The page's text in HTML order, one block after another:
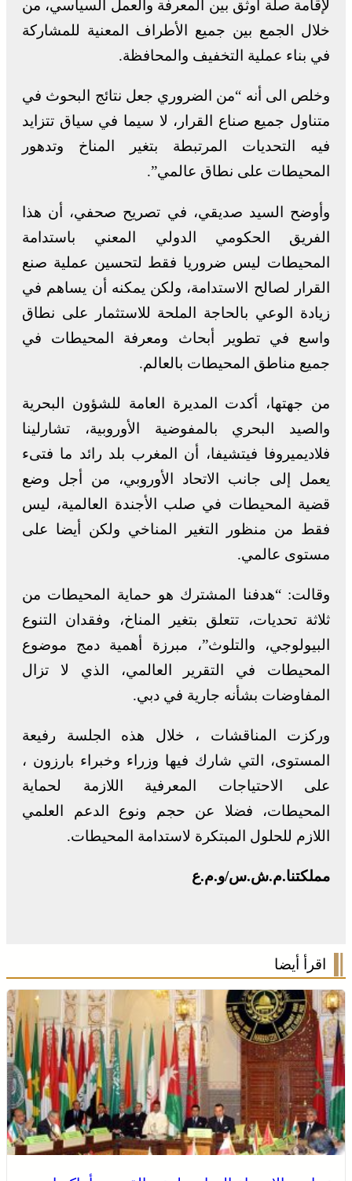
لإقامة صلة أوثق بين المعرفة والعمل السياسي، من
خلال الجمع بين جميع الأطراف المعنية للمشاركة
في بناء عملية التخفيف والمحافظة.
وخلص الى أنه “من الضروري جعل نتائج البحوث في
متناول جميع صناع القرار، لا سيما في سياق تتزايد
فيه التحديات المرتبطة بتغير المناخ وتدهور
المحيطات على نطاق عالمي”.
وأوضح السيد صديقي، في تصريح صحفي، أن هذا
الفريق الحكومي الدولي المعني باستدامة
المحيطات ليس ضروريا فقط لتحسين عملية صنع
القرار لصالح الاستدامة، ولكن يمكنه أن يساهم في
زيادة الوعي بالحاجة الملحة للاستثمار على نطاق
واسع في تطوير أبحاث ومعرفة المحيطات في
جميع مناطق المحيطات بالعالم.
من جهتها، أكدت المديرة العامة للشؤون البحرية
والصيد البحري بالمفوضية الأوروبية، تشارلينا
فلاديميروفا فيتشيفا، أن المغرب بلد رائد ما فتىء
يعمل إلى جانب الاتحاد الأوروبي، من أجل وضع
قضية المحيطات في صلب الأجندة العالمية، ليس
فقط من منظور التغير المناخي ولكن أيضا على
مستوى عالمي.
وقالت: “هدفنا المشترك هو حماية المحيطات من
ثلاثة تحديات، تتعلق بتغير المناخ، وفقدان التنوع
البيولوجي، والتلوث”، مبرزة أهمية دمج موضوع
المحيطات في التقرير العالمي، الذي لا تزال
المفاوضات بشأنه جارية في دبي.
وركزت المناقشات ، خلال هذه الجلسة رفيعة
المستوى، التي شارك فيها وزراء وخبراء بارزون ،
على الاحتياجات المعرفية اللازمة لحماية
المحيطات، فضلا عن حجم ونوع الدعم العلمي
اللازم للحلول المبتكرة لاستدامة المحيطات.
مملكتنا.م.ش.س/و.م.ع
اقرأ أيضا